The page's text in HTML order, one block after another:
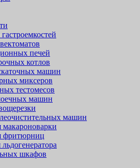
печей
котлов
машин
миксеров
тестомесов
машин
машин
фритюрниц
шкафов